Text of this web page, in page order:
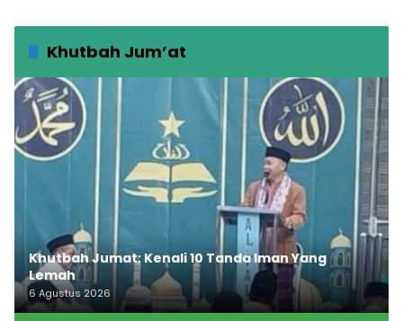
Khutbah Jum’at
Khutbah Jumat: Kenali 10 Tanda Iman Yang
Lemah
6 Agustus 2026